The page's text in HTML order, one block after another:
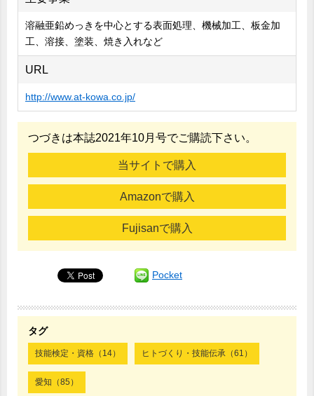
溶融亜鉛めっきを中心とする表面処理、機械加工、板金加
工、溶接、塗装、焼き入れなど
URL
http://www.at-kowa.co.jp/
つづきは本誌2021年10月号でご購読下さい。
当サイトで購入
Amazonで購入
Fujisanで購入
Pocket
タグ
技能検定・資格（14） ヒトづくり・技能伝承（61）
愛知（85）